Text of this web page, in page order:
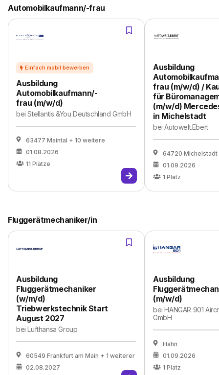
Automobilkaufmann/-frau
Ausbildung
Automobilkaufmann/-
frau (m/w/d)
beiStellantis &You Deutschland GmbH
63477 Maintal + 10 weitere
01.08.2026
11 Plätze
Ausbildung
frau (m/w/d) /
für
(m/w/d)
in Michelstadt
beiAutowelt.Ebert
64720 Michelstadt
01.09.2026
1 Platz
Fluggerätmechaniker/in
Ausbildung
Fluggerätmechaniker
(w/m/d)
Triebwerkstechnik Start
August 2027
beiLufthansa Group
60549 Frankfurt am Main + 1 weiterer
02.08.2027
Ausbildung
(m/w/d)
beiHANGAR 901
GmbH
Hahn
01.09.2026
1 Platz